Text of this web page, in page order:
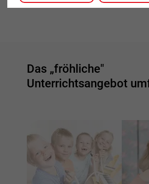
Das „fröhliche"
Unterrichtsangebot